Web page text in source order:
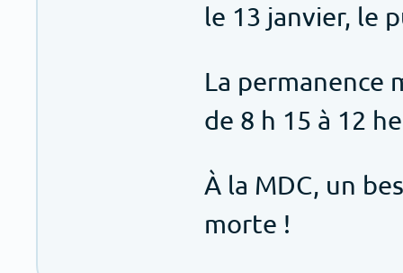
le 13 janvier, le
La permanence
de 8 h 15 à 12
À la MDC, un
morte !